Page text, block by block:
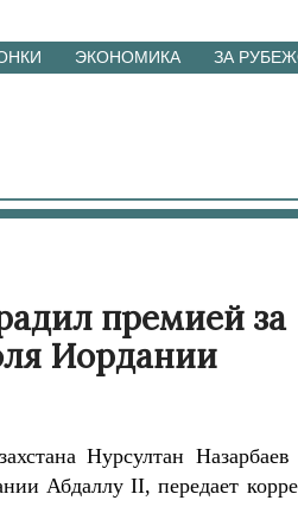
ЭКОНОМИКА ЗА
премией за
Иордании
Нурсултан Назарбаев
Абдаллу II, передает